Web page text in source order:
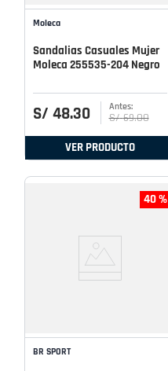
Moleca
Sandalias Casuales Mujer
Moleca 255535-204 Negro
S/ 48.30 S/ 69.00
VER PRODUCTO
40 %
BR SPORT